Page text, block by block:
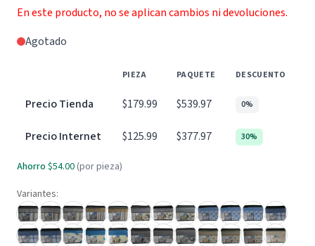
En este producto, no se aplican cambios ni devoluciones.
Agotado
PIEZA PAQUETE DESCUENTO
Precio Tienda $179.99 $539.97 0%
Precio Internet $125.99 $377.97 30%
Ahorro $54.00 (por pieza)
Variantes: